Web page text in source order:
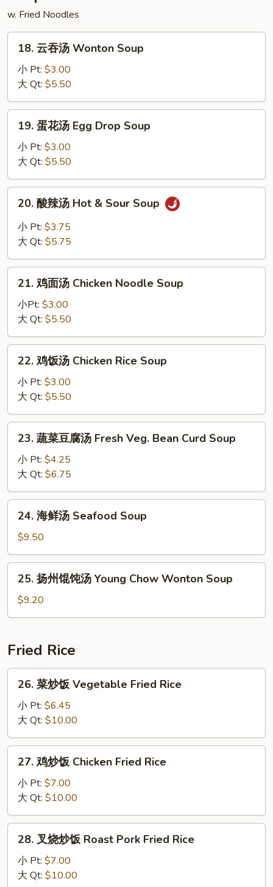
w. Fried Noodles
18.
Wonton
Soup
18. 云吞汤 Wonton Soup
小 Pt: $3.00
大 Qt: $5.50
19.
Egg
Drop
Soup
19. 蛋花汤 Egg Drop Soup
小 Pt: $3.00
大 Qt: $5.50
20.
&
Sour
Soup
20. 酸辣汤 Hot & Sour Soup
小 Pt: $3.75
大 Qt: $5.75
21.
Chicken
Noodle
Soup
21. 鸡面汤 Chicken Noodle Soup
小Pt: $3.00
大 Qt: $5.50
22.
Chicken
Rice
Soup
22. 鸡饭汤 Chicken Rice Soup
小 Pt: $3.00
大 Qt: $5.50
23.
腐
汤
Fresh
Veg.
Bean
Curd
Soup
23. 蔬菜豆腐汤 Fresh Veg. Bean Curd Soup
小 Pt: $4.25
大 Qt: $6.75
24.
汤
Seafood
Soup
24. 海鲜汤 Seafood Soup
$9.50
25.
馄
汤
Young
Chow
Wonton
Soup
25. 扬州馄饨汤 Young Chow Wonton Soup
$9.20
Fried Rice
26.
Vegetable
Fried
Rice
26. 菜炒饭 Vegetable Fried Rice
小 Pt: $6.45
大 Qt: $10.00
27.
Chicken
Fried
Rice
27. 鸡炒饭 Chicken Fried Rice
小 Pt: $7.00
大 Qt: $10.00
28.
28. 叉烧炒饭 Roast Pork Fried Rice
小 Pt: $7.00
大 Qt: $10.00